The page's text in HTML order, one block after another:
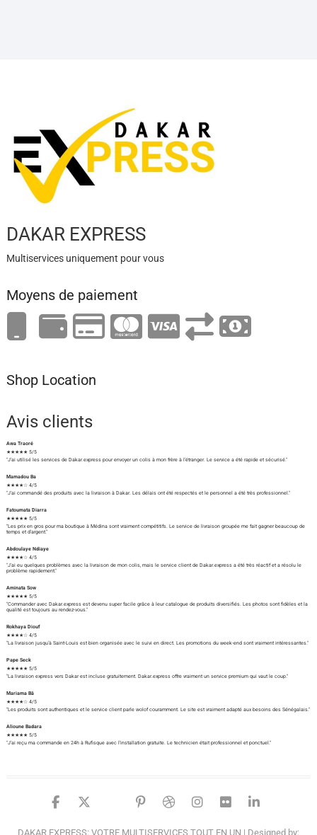
DAKAR EXPRESS
Multiservices uniquement pour vous
Moyens de paiement
Shop Location
Avis clients
Awa Traoré
★★★★★ 5/5
"J'ai utilisé les services de Dakar.express pour envoyer un colis à mon frère à l'étranger. Le service a été rapide et sécurisé."
Mamadou Ba
★★★★☆ 4/5
"J'ai commandé des produits avec la livraison à Dakar. Les délais ont été respectés et le personnel a été très professionnel."
Fatoumata Diarra
★★★★★ 5/5
"Les prix en gros pour ma boutique à Médina sont vraiment compétitifs. Le service de livraison groupée me fait gagner beaucoup de
temps et d'argent."
Abdoulaye Ndiaye
★★★★☆ 4/5
"J'ai eu quelques problèmes avec la livraison de mon colis, mais le service client de Dakar.express a été très réactif et a résolu le
problème rapidement."
Aminata Sow
★★★★★ 5/5
"Commander avec Dakar.express est devenu super facile grâce à leur catalogue de produits diversifiés. Les photos sont fidèles et la
qualité est toujours au rendez-vous."
Rokhaya Diouf
★★★★☆ 4/5
"La livraison jusqu'à Saint-Louis est bien organisée avec le suivi en direct. Les promotions du week-end sont vraiment intéressantes."
Pape Seck
★★★★★ 5/5
"La livraison express vers Dakar est incluse gratuitement. Dakar.express offre vraiment un service premium qui vaut le coup."
Mariama Bâ
★★★★☆ 4/5
"Les produits sont authentiques et le service client parle wolof couramment. Le site est vraiment adapté aux besoins des Sénégalais."
Alioune Badara
★★★★★ 5/5
"J'ai reçu ma commande en 24h à Rufisque avec l'installation gratuite. Le technicien était professionnel et ponctuel."
facebook
twitter
google
pinterest
dribbble
instagram
flickr
DAKAR EXPRESS: VOTRE MULTISERVICES TOUT EN UN | Designed by: